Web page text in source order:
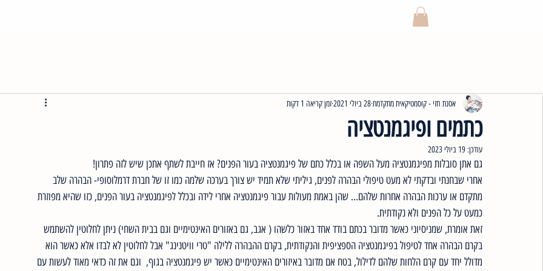
כתמים ופיגמנטציה
אסנת חזי - קוסמטיקאית מתקדמת28 ביולי 2021 זמן קריאה 1 דקות
עודכן: 19 ביולי 2023
גם אתן סובלות מפיגמנטציה מעל השפה או בכלל כתם של פיגמנטציה בעור הפנים? אז חייבת לשתף אתכן שיש לזה פתרון!
אחרי שבחנתי ובדקתי לא מעט טיפולי הבהרה לפנים, גיליתי שלא תמיד יש צורך בערכה שלמה כמו זו של חברת דרמלוסופי- הבהרה שלב
מתקדם או ערכות הבהרה אחרות שלהם... שהן באמת מעולות עבור פיגמנטציה אחרי לידה ובכלל לפיגמנטציה בעור הפנים, כזו שהיא מפוזרת
כמעט על כל הפנים ולא נקודתית.
זאת אומרת, שמניסיוני כאשר מדובר בכתם בודד אחד באזור כלשהו ( אגב, גם באזורים האינטימיים וגם בבית השחי) ניתן לחלוטין להשתמש
בקרם הבהרה אחד לטיפול בפיגמנטציה הספציפית והנקודתית, בקרם ההבהרה ללילה "טרי וויטנינג" אבל לחלוטין לא לבדו אלא כאשר הוא
מדולל יחד עם קרם הלחות שלהם לדילול, בטח אם מדובר באיזורים האינטימיים כאשר יש פיגמנטציה בגוף,  וגם את זה כדאי מאוד לעשות עם